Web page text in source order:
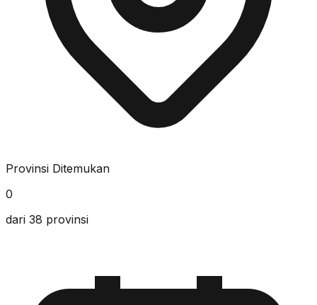
Provinsi Ditemukan
0
dari 38 provinsi